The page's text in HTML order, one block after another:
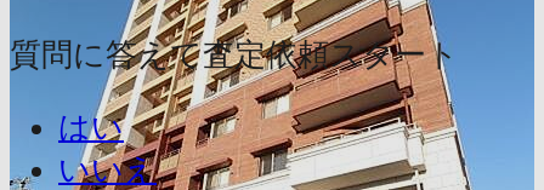
質問に答えて査定依頼スタート
はい
いいえ